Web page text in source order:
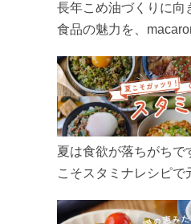
長年こめ油づくりに向
食品の魅力を、
ん、製造現場や品質へ
こめ油をもっと好きに
ぜひお楽しみください
夏は食欲が落ちがちで
こそスタミナレシピで
リ食べて、夏バテを